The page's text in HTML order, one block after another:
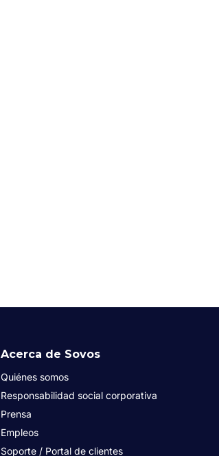
Acerca de Sovos
Quiénes somos
Responsabilidad social corporativa
Prensa
Empleos
Soporte / Portal de clientes